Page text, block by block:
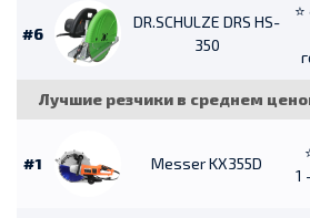
#6
DR.SCHULZE DRS HS-
350
Лучшие резчики в среднем
#1 Messer KX355D
1